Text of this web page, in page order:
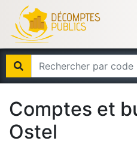
Comptes et
Ostel